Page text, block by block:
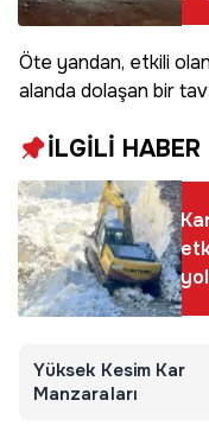
Öte yandan, etkili olan
alanda dolaşan bir
İLGİLİ HABER
Yüksek Kesim Kar
Manzaraları